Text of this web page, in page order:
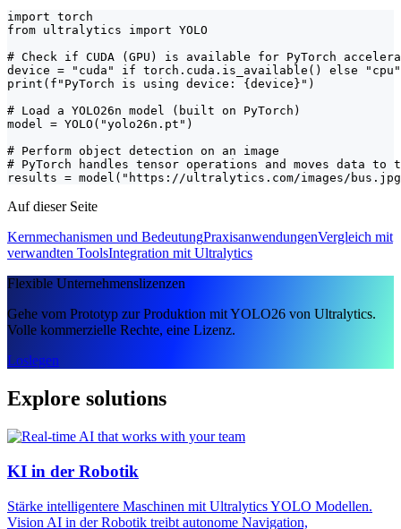
import torch
from ultralytics import YOLO
# Check if CUDA (GPU) is available for PyTorch
device = "cuda" if torch.cuda.is_available() else "cpu"
print(f"PyTorch is using device: {device}")
# Load a YOLO26n model (built on PyTorch)
model = YOLO("yolo26n.pt")
# Perform object detection on an image
# PyTorch handles tensor operations and moves data to
results = model("https://ultralytics.com/images/
Auf dieser Seite
Kernmechanismen und BedeutungPraxisanwendungenVergleich mit
verwandten ToolsIntegration mit Ultralytics
Flexible Unternehmenslizenzen
Gehe vom Prototyp zur Produktion mit YOLO26 von Ultralytics.
Volle kommerzielle Rechte, eine Lizenz.
Loslegen
Explore solutions
KI in der Robotik
Stärke intelligentere Maschinen mit Ultralytics YOLO Modellen.
Vision AI in der Robotik treibt autonome Navigation,